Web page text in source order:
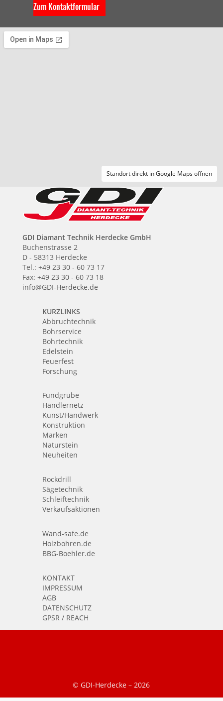
Zum Kontaktformular
Standort direkt in Google Maps öffnen
GDI Diamant Technik Herdecke GmbH
Buchenstrasse 2
D - 58313 Herdecke
Tel.: +49 23 30 - 60 73 17
Fax: +49 23 30 - 60 73 18
info@GDI-Herdecke.de
KURZLINKS
Abbruchtechnik
Bohrservice
Bohrtechnik
Edelstein
Feuerfest
Forschung
Fundgrube
Händlernetz
Kunst/Handwerk
Konstruktion
Marken
Naturstein
Neuheiten
Rockdrill
Sägetechnik
Schleiftechnik
Verkaufsaktionen
Wand-safe.de
Holzbohren.de
BBG-Boehler.de
KONTAKT
IMPRESSUM
AGB
DATENSCHUTZ
GPSR / REACH
© GDI-Herdecke – 2026